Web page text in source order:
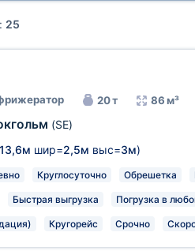
25
20 т 86 м³
(SE)
13,6м шир=2,5м выс=3м)
Круглосуточно Обрешетка
Быстрая выгрузка Погрузка в
Кругорейс Срочно